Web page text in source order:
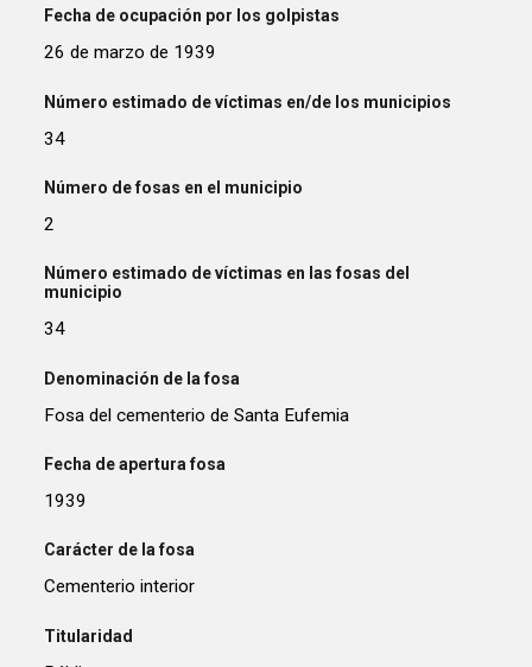
Fecha de ocupación por los golpistas
26 de marzo de 1939
Número estimado de víctimas en/de los municipios
34
Número de fosas en el municipio
2
Número estimado de víctimas en las fosas del
municipio
34
Denominación de la fosa
Fosa del cementerio de Santa Eufemia
Fecha de apertura fosa
1939
Carácter de la fosa
Cementerio interior
Titularidad